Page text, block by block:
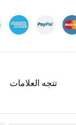
تتجه العلامات